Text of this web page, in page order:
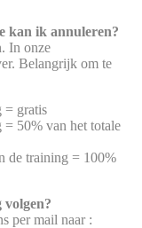
kan ik annuleren?
In onze
Belangrijk om te
= gratis
= 50% van het totale
de training = 100%
volgen?
per mail naar :